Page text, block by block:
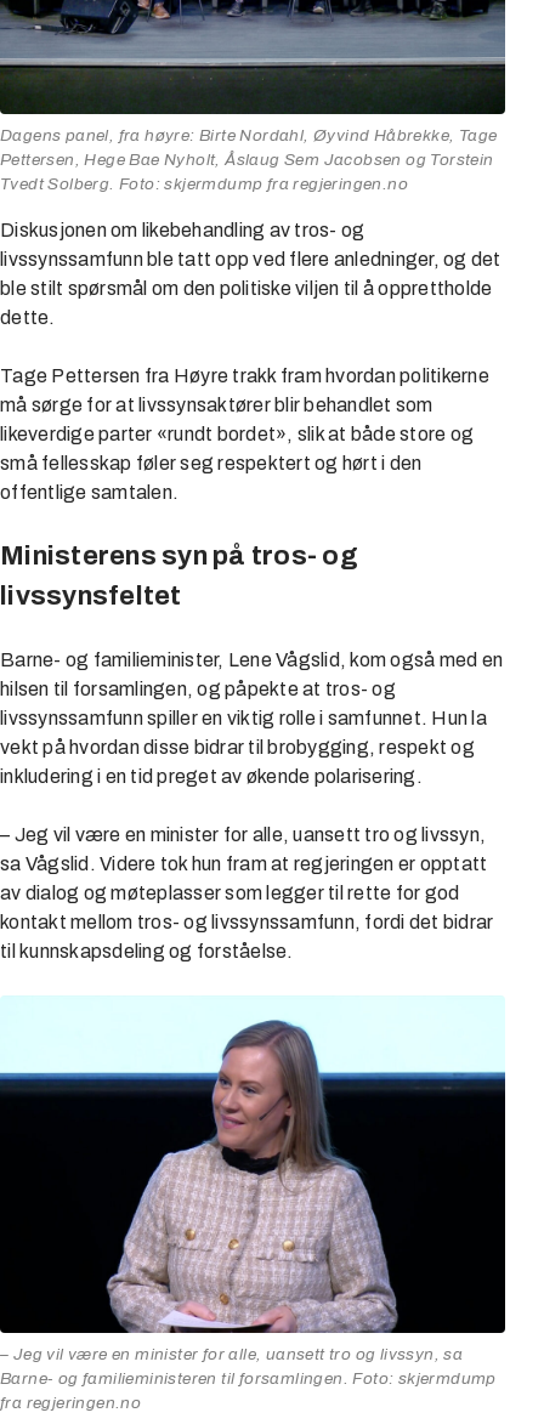
Dagens panel, fra høyre: Birte Nordahl, Øyvind Håbrekke, Tage
Pettersen, Hege Bae Nyholt, Åslaug Sem Jacobsen og Torstein
Tvedt Solberg. Foto: skjermdump fra regjeringen.no
Diskusjonen om likebehandling av tros- og
livssynssamfunn ble tatt opp ved flere anledninger, og det
ble stilt spørsmål om den politiske viljen til å opprettholde
dette.
Tage Pettersen fra Høyre trakk fram hvordan politikerne
må sørge for at livssynsaktører blir behandlet som
likeverdige parter «rundt bordet», slik at både store og
små fellesskap føler seg respektert og hørt i den
offentlige samtalen.
Ministerens syn på tros- og
livssynsfeltet
Barne- og familieminister, Lene Vågslid, kom også med en
hilsen til forsamlingen, og påpekte at tros- og
livssynssamfunn spiller en viktig rolle i samfunnet. Hun la
vekt på hvordan disse bidrar til brobygging, respekt og
inkludering i en tid preget av økende polarisering.
– Jeg vil være en minister for alle, uansett tro og livssyn,
sa Vågslid. Videre tok hun fram at regjeringen er opptatt
av dialog og møteplasser som legger til rette for god
kontakt mellom tros- og livssynssamfunn, fordi det bidrar
til kunnskapsdeling og forståelse.
– Jeg vil være en minister for alle, uansett tro og livssyn, sa
Barne- og familieministeren til forsamlingen. Foto: skjermdump
fra regjeringen.no